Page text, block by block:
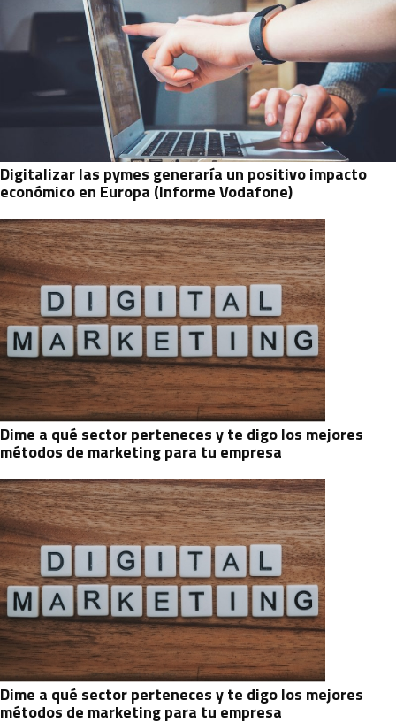
Digitalizar las pymes generaría un positivo impacto
económico en Europa (Informe Vodafone)
Dime a qué sector perteneces y te digo los mejores
métodos de marketing para tu empresa
Dime a qué sector perteneces y te digo los mejores
métodos de marketing para tu empresa